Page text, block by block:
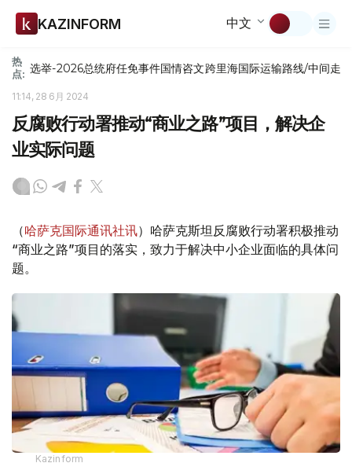
KAZINFORM 中文
热
点: 选举-2026总统府任免事件国情咨文跨里海国际运输路线/中间走廊
11:14, 28 6月 2024
反腐败行动署推动“商业之路”项目，解决企
业实际问题
（哈萨克国际通讯社讯）哈萨克斯坦反腐败行动署积极推动
“商业之路”项目的落实，致力于解决中小企业面临的具体问
题。
Kazinform